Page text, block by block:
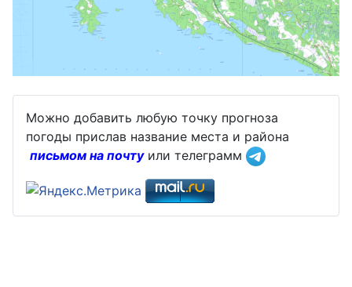
Можно добавить любую точку прогноза
погоды прислав название места и района
письмом на почтуили телеграмм